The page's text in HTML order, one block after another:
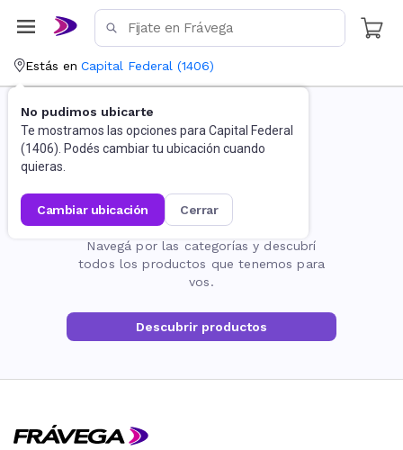
Estás en Capital Federal (1406)
No pudimos ubicarte
Te mostramos las opciones para Capital Federal
(1406). Podés cambiar tu ubicación cuando
quieras.
cambiar ubicación cerrar
La página no existe
Navegá por las categorías y descubrí
todos los productos que tenemos para
vos.
Descubrir productos